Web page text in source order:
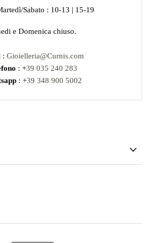
Sabato : 10-13 | 15-19
e Domenica chiuso.
: Gioielleria@Curnis.com
: +39 035 240 283
: +39 348 900 5002